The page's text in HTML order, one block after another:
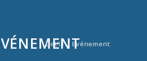
Get’IT/Evénement